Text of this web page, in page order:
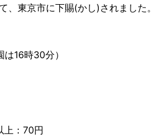
、東京市に下賜(かし)されました。
16時30分）
上：70円